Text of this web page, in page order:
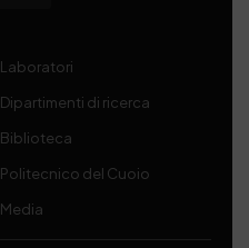
Laboratori
Dipartimenti di ricerca
Biblioteca
Politecnico del Cuoio
Media